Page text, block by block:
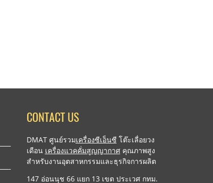
CONTACT US
DMAT ศูนย์รวมเครื่องซีเอ็นซี โต๊ะเลื่อยวง
เดือน เครื่องแวคคั่มสูญญากาศคุณภาพสูง
สำหรับงานอุตสาหกรรมและธุรกิจการผลิต
147 อ่อนนุช 66 แยก 13 เขต ประเวศ กทม.